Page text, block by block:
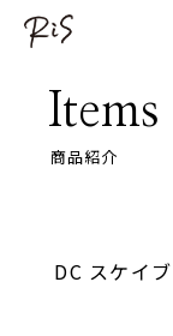
Items
商品紹介
DC スケイ